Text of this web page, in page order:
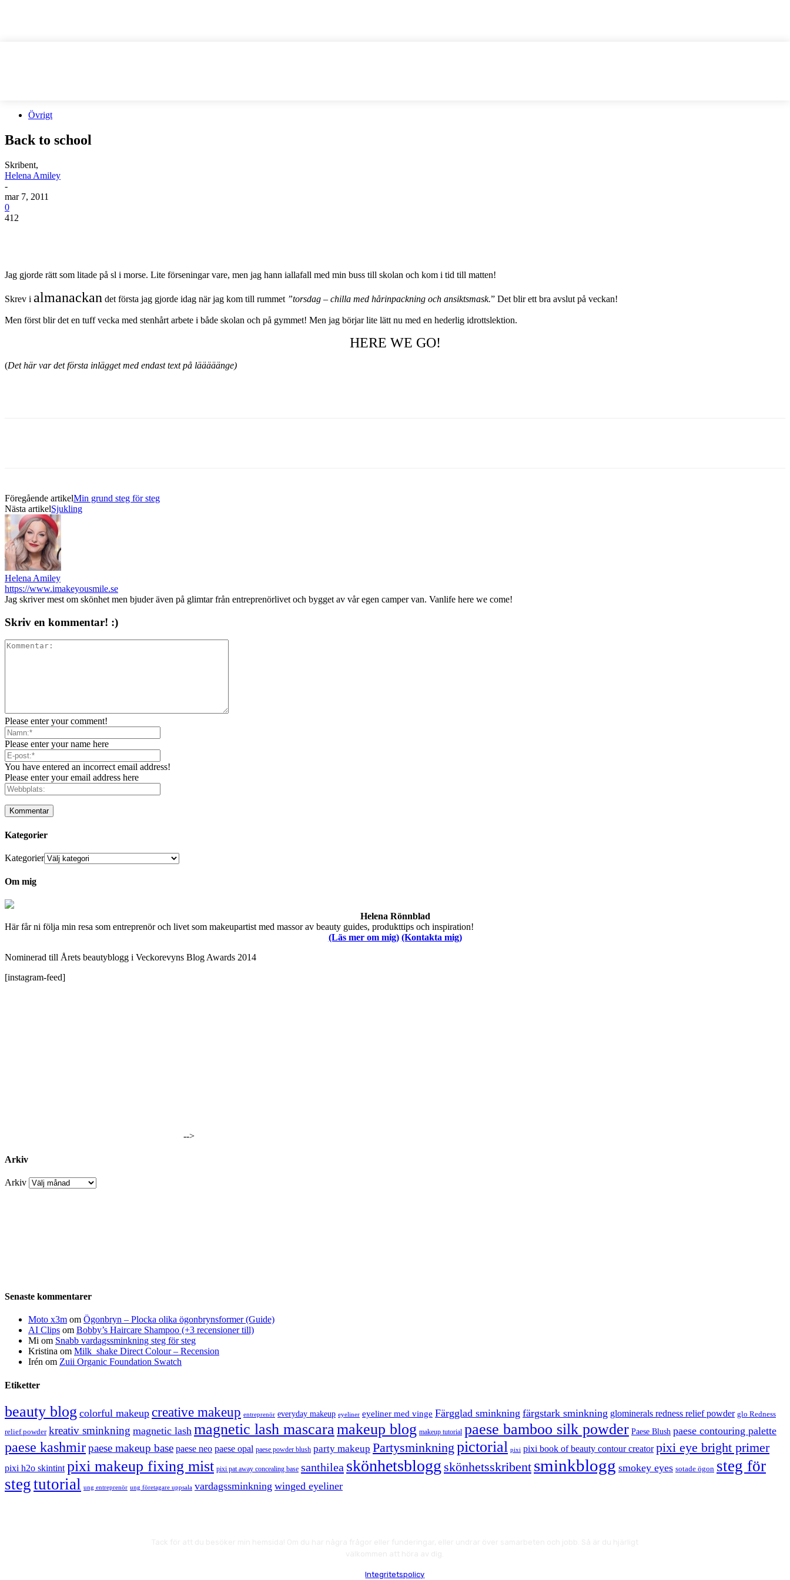
Övrigt
Back to school
Skribent,
Helena Amiley
-
mar 7, 2011
0
412
Jag gjorde rätt som litade på sl i morse. Lite förseningar vare, men jag hann iallafall med min buss till skolan och kom i tid till matten!
Skrev i almanackan det första jag gjorde idag när jag kom till rummet ”torsdag – chilla med hårinpackning och ansiktsmask.” Det blir ett bra avslut på veckan!
Men först blir det en tuff vecka med stenhårt arbete i både skolan och på gymmet! Men jag börjar lite lätt nu med en hederlig idrottslektion.
HERE WE GO!
(Det här var det första inlägget med endast text på lääääänge)
Föregående artikelMin grund steg för steg
Nästa artikelSjukling
Helena Amiley
https://www.imakeyousmile.se
Jag skriver mest om skönhet men bjuder även på glimtar från entreprenörlivet och bygget av vår egen camper van. Vanlife here we come!
Skriv en kommentar! :)
Please enter your comment!
Please enter your name here
You have entered an incorrect email address!
Please enter your email address here
Kategorier
Kategorier
Om mig
Helena Rönnblad
Här får ni följa min resa som entreprenör och livet som makeupartist med massor av beauty guides, produkttips och inspiration!
(Läs mer om mig) (Kontakta mig)
Nominerad till Årets beautyblogg i Veckorevyns Blog Awards 2014
[instagram-feed]
-->
Arkiv
Arkiv
Senaste kommentarer
Moto x3m om Ögonbryn – Plocka olika ögonbrynsformer (Guide)
AI Clips om Bobby’s Haircare Shampoo (+3 recensioner till)
Mi om Snabb vardagssminkning steg för steg
Kristina om Milk_shake Direct Colour – Recension
Irén om Zuii Organic Foundation Swatch
Etiketter
beauty blog colorful makeup creative makeup entreprenör everyday makeup eyeliner eyeliner med vinge Färgglad sminkning färgstark sminkning glominerals redness relief powder glo Redness
relief powder kreativ sminkning magnetic lash magnetic lash mascaramakeup blog makeup tutorial paese bamboo silk powder Paese Blush paese contouring palette
paese kashmirpaese makeup base paese neo paese opal paese powder blush party makeup Partysminkning pictorial pixi pixi book of beauty contour creator pixi eye bright primer
pixi h2o skintint pixi makeup fixing mist pixi pat away concealing base santhilea skönhetsblogg skönhetsskribent sminkblogg smokey eyes sotade ögon steg för
stegtutorial ung entreprenör ung företagare uppsala vardagssminkning winged eyeliner
Integritetspolicy